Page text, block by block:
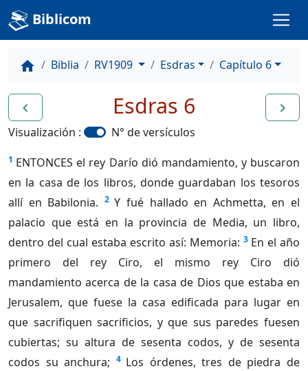
Biblicom
home Biblia RV1909 Esdras Capítulo 6
navigate_before navigate_next
Esdras 6
Visualización : N° de versículos
1 ENTONCES el rey Darío dió mandamiento, y buscaron
en la casa de los libros, donde guardaban los tesoros
allí en Babilonia. 2 Y fué hallado en Achmetta, en el
palacio que está en la provincia de Media, un libro,
dentro del cual estaba escrito así: Memoria: 3 En el año
primero del rey Ciro, el mismo rey Ciro dió
mandamiento acerca de la casa de Dios que estaba en
Jerusalem, que fuese la casa edificada para lugar en
que sacrifiquen sacrificios, y que sus paredes fuesen
cubiertas; su altura de sesenta codos, y de sesenta
codos su anchura; 4 Los órdenes, tres de piedra de